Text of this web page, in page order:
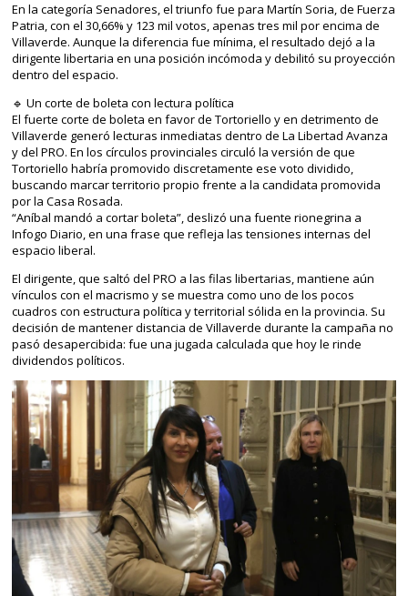
En la categoría Senadores, el triunfo fue para Martín Soria, de Fuerza
Patria, con el 30,66% y 123 mil votos, apenas tres mil por encima de
Villaverde. Aunque la diferencia fue mínima, el resultado dejó a la
dirigente libertaria en una posición incómoda y debilitó su proyección
dentro del espacio.
🔹 Un corte de boleta con lectura política
El fuerte corte de boleta en favor de Tortoriello y en detrimento de
Villaverde generó lecturas inmediatas dentro de La Libertad Avanza
y del PRO. En los círculos provinciales circuló la versión de que
Tortoriello habría promovido discretamente ese voto dividido,
buscando marcar territorio propio frente a la candidata promovida
por la Casa Rosada.
“Aníbal mandó a cortar boleta”, deslizó una fuente rionegrina a
Infogo Diario, en una frase que refleja las tensiones internas del
espacio liberal.
El dirigente, que saltó del PRO a las filas libertarias, mantiene aún
vínculos con el macrismo y se muestra como uno de los pocos
cuadros con estructura política y territorial sólida en la provincia. Su
decisión de mantener distancia de Villaverde durante la campaña no
pasó desapercibida: fue una jugada calculada que hoy le rinde
dividendos políticos.